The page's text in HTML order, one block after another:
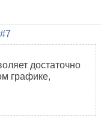
#7
достаточно
графике,